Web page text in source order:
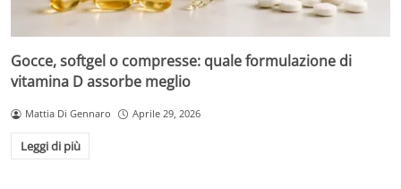
Gocce, softgel o compresse: quale formulazione di
vitamina D assorbe meglio
Mattia Di Gennaro Aprile 29, 2026
Leggi di più